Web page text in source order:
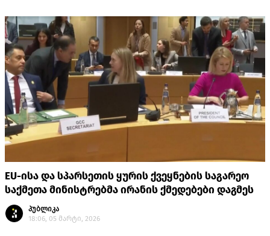
EU-ისა და სპარსეთის ყურის ქვეყნების საგარეო
საქმეთა მინისტრებმა ირანის ქმედებები დაგმეს
პუბლიკა
18:06, 05 მარტი, 2026